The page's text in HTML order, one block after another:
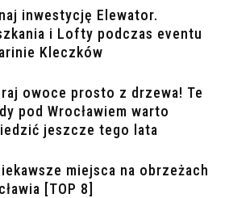
inwestycję Elewator.
i Lofty podczas eventu
Kleczków
owoce prosto z drzewa! Te
pod Wrocławiem warto
jeszcze tego lata
miejsca na obrzeżach
[TOP 8]